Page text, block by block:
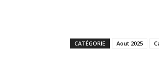
CATÉGORIE Aout 2025